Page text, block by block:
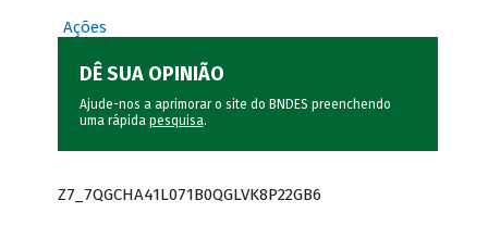
Ações
DÊ SUA OPINIÃO
Ajude-nos a aprimorar o site do BNDES preenchendo
uma rápida pesquisa.
Z7_7QGCHA41L071B0QGLVK8P22GB6